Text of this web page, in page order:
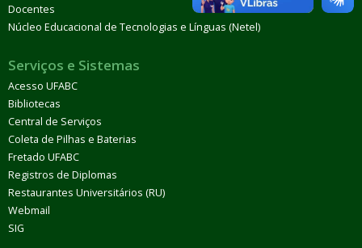
Docentes
Núcleo Educacional de Tecnologias e Línguas (Netel)
Serviços e Sistemas
Acesso UFABC
Bibliotecas
Central de Serviços
Coleta de Pilhas e Baterias
Fretado UFABC
Registros de Diplomas
Restaurantes Universitários (RU)
Webmail
SIG